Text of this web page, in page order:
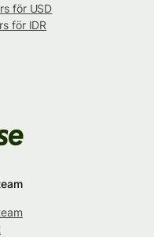
för USD
för IDR